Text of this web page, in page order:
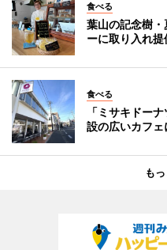
食べる
葉山の記念樹
ーに取り入れ提
食べる
「ミサキドー
設の広いカフェ
も